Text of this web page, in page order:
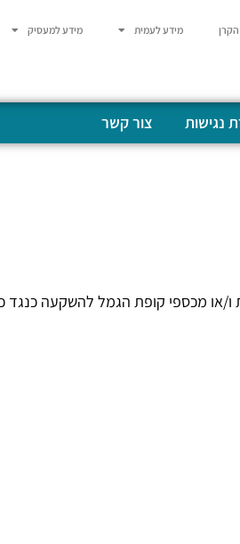
הקרן מידע לעמית מידע למעסיק
נגישות צור קשר
ו/או מכספי קופת הגמל להשקעה כנגד